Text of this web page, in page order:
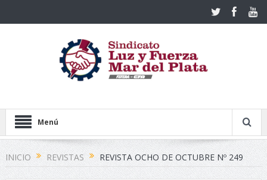
Menú
INICIO REVISTAS REVISTA OCHO DE OCTUBRE Nº 249